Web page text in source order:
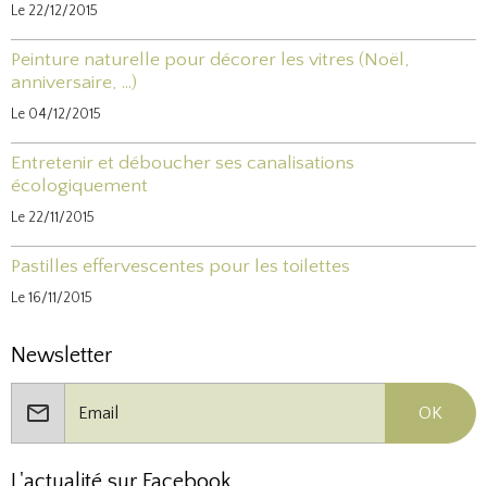
Le 22/12/2015
Peinture naturelle pour décorer les vitres (Noël,
anniversaire, ...)
Le 04/12/2015
Entretenir et déboucher ses canalisations
écologiquement
Le 22/11/2015
Pastilles effervescentes pour les toilettes
Le 16/11/2015
Newsletter
OK